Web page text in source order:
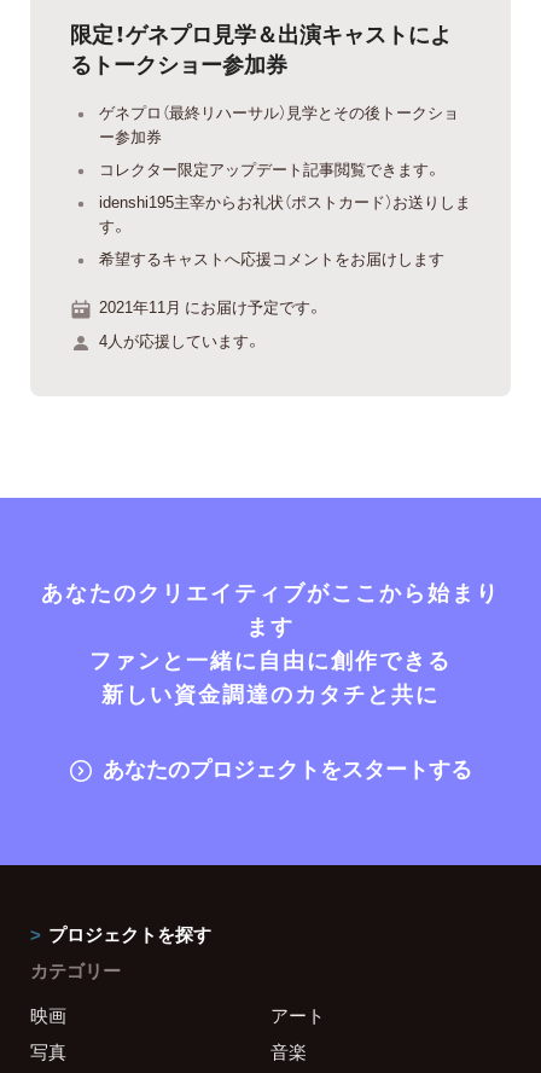
限定！ゲネプロ見学＆出演キャストによ
るトークショー参加券
ゲネプロ（最終リハーサル）見学とその後トークショ
ー参加券
コレクター限定アップデート記事閲覧できます。
idenshi195主宰からお礼状（ポストカード）お送りしま
す。
希望するキャストへ応援コメントをお届けします
2021年11月 にお届け予定です。
4人が応援しています。
あなたのクリエイティブがここから始まり
ます
ファンと一緒に自由に創作できる
新しい資金調達のカタチと共に
あなたのプロジェクトをスタートする
プロジェクトを探す
カテゴリー
映画
アート
写真
音楽